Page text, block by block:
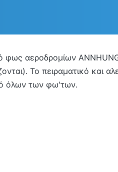
αεροδρομίων
Το πειραματικό και
όλων των φω'των.